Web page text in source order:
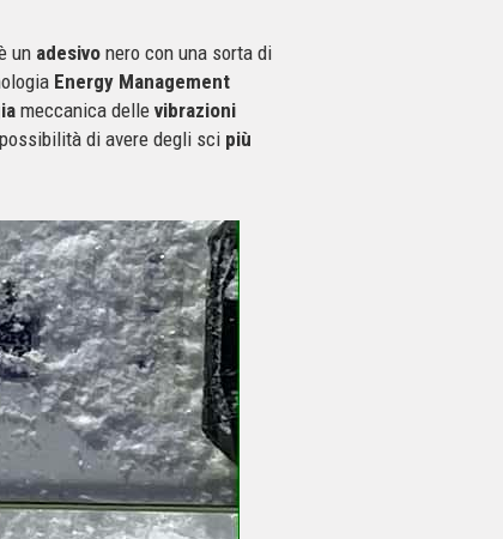
un adesivo nero con una sorta di
Energy Management
meccanica delle vibrazioni
di avere degli sci più